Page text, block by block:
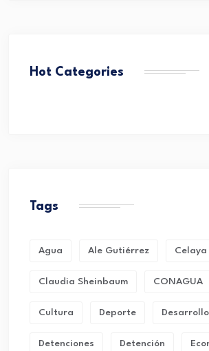
Hot Categories
Tags
Agua Ale Gutiérrez Celaya
Claudia Sheinbaum CONAGUA
Cultura Deporte
Detenciones Detención